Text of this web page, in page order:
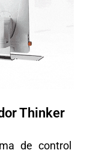
Thinker
de control